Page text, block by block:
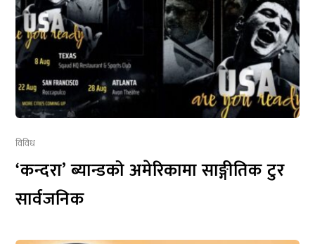
विविध
‘कन्दरा’ ब्यान्डको अमेरिकामा साङ्गीतिक टुर
सार्वजनिक